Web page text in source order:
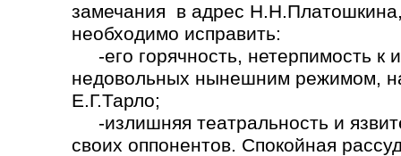
замечания в адрес
необходимо исправить:
-его горячность, нетерпимость
недовольных нынешним режимом,
Е.Г.Тарло;
-излишняя театральность и
своих оппонентов. Спокойная